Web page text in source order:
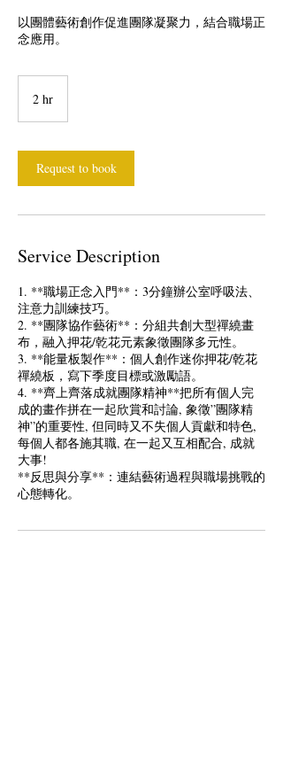
以團體藝術創作促進團隊凝聚力，結合職場正
念應用。
2 hr
Request to book
Service Description
1. **職場正念入門**：3分鐘辦公室呼吸法、
注意力訓練技巧。
2. **團隊協作藝術**：分組共創大型禪繞畫
布，融入押花/乾花元素象徵團隊多元性。
3. **能量板製作**：個人創作迷你押花/乾花
禪繞板，寫下季度目標或激勵語。
4. **齊上齊落成就團隊精神**把所有個人完
成的畫作拼在一起欣賞和討論, 象徵”團隊精
神”的重要性, 但同時又不失個人貢獻和特色,
每個人都各施其職, 在一起又互相配合, 成就
大事!
**反思與分享**：連結藝術過程與職場挑戰的
心態轉化。